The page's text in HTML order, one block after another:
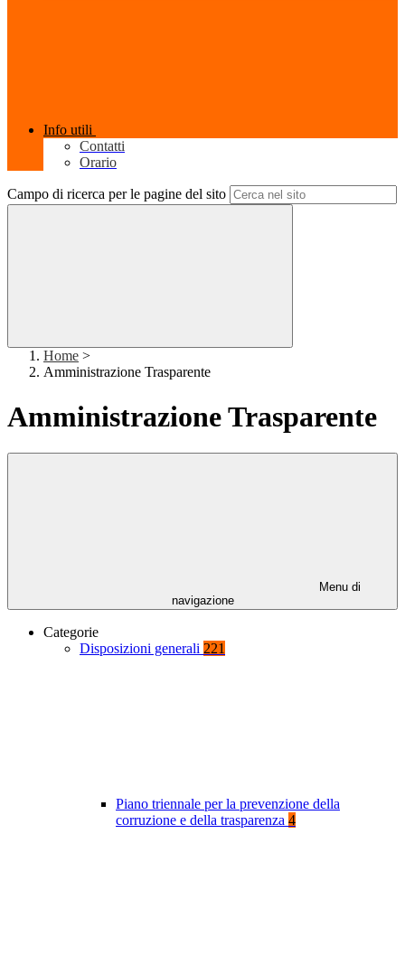
Info utili
Contatti
Orario
Campo di ricerca per le pagine del sito
Home >
Amministrazione Trasparente
Amministrazione Trasparente
Menu di
navigazione
Categorie
Disposizioni generali 221
Piano triennale per la prevenzione della
corruzione e della trasparenza 4